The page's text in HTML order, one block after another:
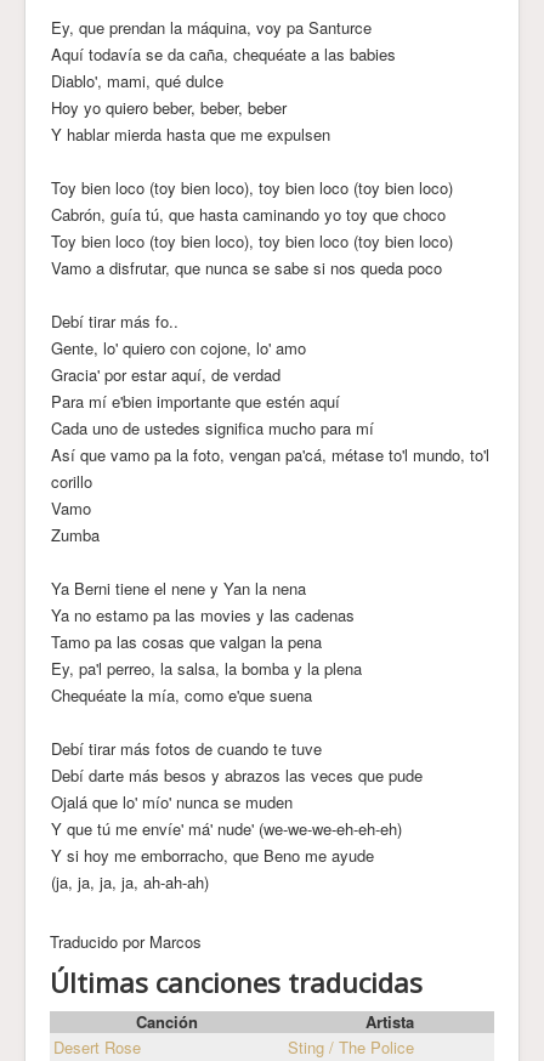
Ey, que prendan la máquina, voy pa Santurce
Aquí todavía se da caña, chequéate a las babies
Diablo', mami, qué dulce
Hoy yo quiero beber, beber, beber
Y hablar mierda hasta que me expulsen
Toy bien loco (toy bien loco), toy bien loco (toy bien loco)
Cabrón, guía tú, que hasta caminando yo toy que choco
Toy bien loco (toy bien loco), toy bien loco (toy bien loco)
Vamo a disfrutar, que nunca se sabe si nos queda poco
Debí tirar más fo..
Gente, lo' quiero con cojone, lo' amo
Gracia' por estar aquí, de verdad
Para mí e'bien importante que estén aquí
Cada uno de ustedes significa mucho para mí
Así que vamo pa la foto, vengan pa'cá, métase to'l mundo, to'l
corillo
Vamo
Zumba
Ya Berni tiene el nene y Yan la nena
Ya no estamo pa las movies y las cadenas
Tamo pa las cosas que valgan la pena
Ey, pa'l perreo, la salsa, la bomba y la plena
Chequéate la mía, como e'que suena
Debí tirar más fotos de cuando te tuve
Debí darte más besos y abrazos las veces que pude
Ojalá que lo' mío' nunca se muden
Y que tú me envíe' má' nude' (we-we-we-eh-eh-eh)
Y si hoy me emborracho, que Beno me ayude
(ja, ja, ja, ja, ah-ah-ah)
Traducido por Marcos
Últimas canciones traducidas
Canción
Artista
Desert Rose
Sting / The Police